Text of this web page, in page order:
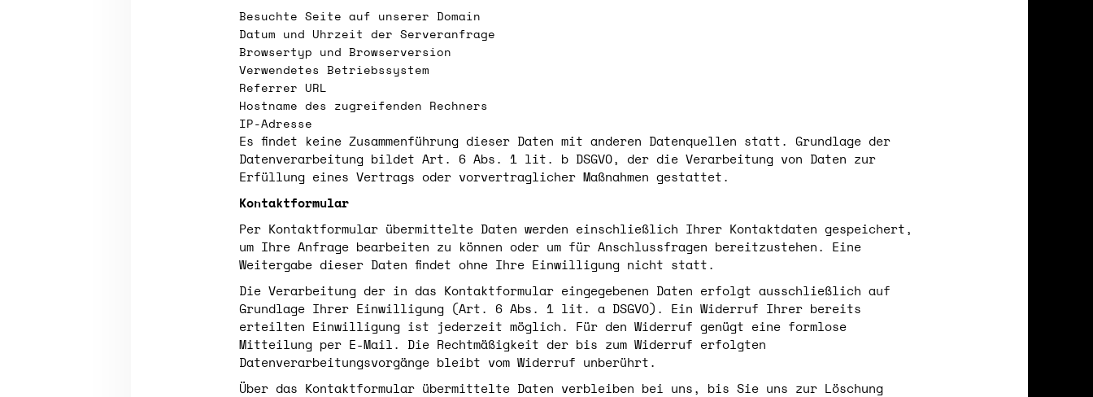
Besuchte Seite auf unserer Domain
Datum und Uhrzeit der Serveranfrage
Browsertyp und Browserversion
Verwendetes Betriebssystem
Referrer URL
Hostname des zugreifenden Rechners
IP-Adresse
Es findet keine Zusammenführung dieser Daten mit anderen Datenquellen statt. Grundlage der
Datenverarbeitung bildet Art. 6 Abs. 1 lit. b DSGVO, der die Verarbeitung von Daten zur
Erfüllung eines Vertrags oder vorvertraglicher Maßnahmen gestattet.
Kontaktformular
Per Kontaktformular übermittelte Daten werden einschließlich Ihrer Kontaktdaten gespeichert,
um Ihre Anfrage bearbeiten zu können oder um für Anschlussfragen bereitzustehen. Eine
Weitergabe dieser Daten findet ohne Ihre Einwilligung nicht statt.
Die Verarbeitung der in das Kontaktformular eingegebenen Daten erfolgt ausschließlich auf
Grundlage Ihrer Einwilligung (Art. 6 Abs. 1 lit. a DSGVO). Ein Widerruf Ihrer bereits
erteilten Einwilligung ist jederzeit möglich. Für den Widerruf genügt eine formlose
Mitteilung per E-Mail. Die Rechtmäßigkeit der bis zum Widerruf erfolgten
Datenverarbeitungsvorgänge bleibt vom Widerruf unberührt.
Über das Kontaktformular übermittelte Daten verbleiben bei uns, bis Sie uns zur Löschung